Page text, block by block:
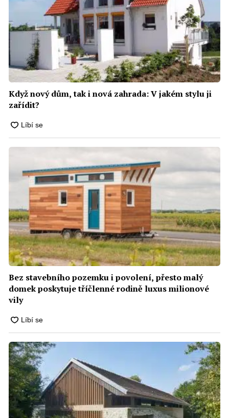
Když nový dům, tak i nová zahrada: V jakém stylu ji
zařídit?
Bez stavebního pozemku i povolení, přesto malý
domek poskytuje tříčlenné rodině luxus milionové
vily